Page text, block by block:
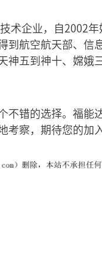
术企业，自2002
到航空航天部、信
神五到神十、嫦娥
不错的选择。福能
考察，期待您的加